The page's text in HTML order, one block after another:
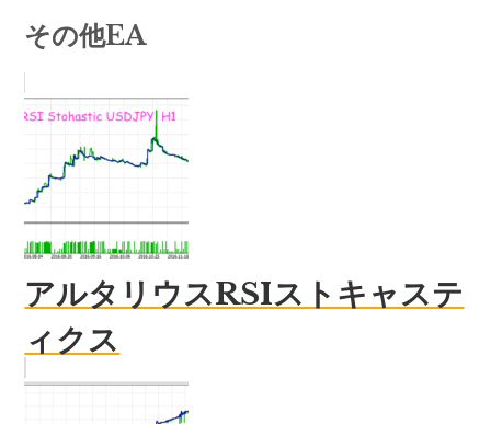
その他EA
アルタリウスRSIストキャステ
ィクス